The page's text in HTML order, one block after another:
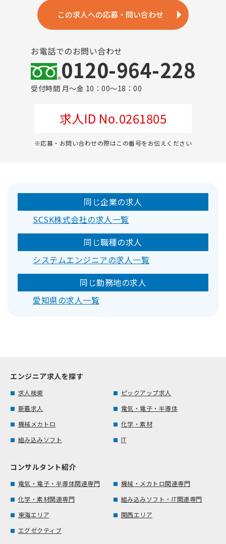
この求人への応募・問い合わせ
お電話でのお問い合わせ
0120-964-228
受付時間 月～金 10：00～18：00
求人ID No.0261805
※応募・お問い合わせの際はこの番号をお伝えください
同じ企業の求人
SCSK株式会社の求人一覧
同じ職種の求人
システムエンジニアの求人一覧
同じ勤務地の求人
愛知県の求人一覧
エンジニア求人を探す
求人検索
ピックアップ求人
新着求人
電気・電子・半導体
機械メカトロ
化学・素材
組み込みソフト
IT
コンサルタント紹介
電気・電子・半導体関連専門
機械・メカトロ関連専門
化学・素材関連専門
組み込みソフト・IT関連専門
東海エリア
関西エリア
エグゼクティブ